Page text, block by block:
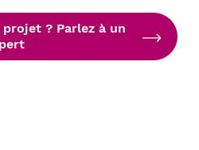
? Parlez à un